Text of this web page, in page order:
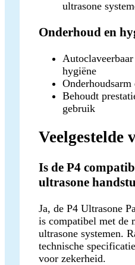
ultrasone
Onderhoud en
hygiëne
Behoudt
gebruik
Veelgestelde
Is de P4
ultrasone
Ja, de P4 Ultrasone
is compatibel met de
ultrasone systemen.
technische
voor zekerheid.